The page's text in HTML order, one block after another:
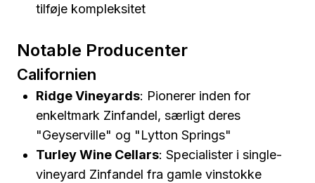
tilføje kompleksitet
Notable Producenter
Californien
Ridge Vineyards: Pionerer inden for
enkeltmark Zinfandel, særligt deres
"Geyserville" og "Lytton Springs"
Turley Wine Cellars: Specialister i single-
vineyard Zinfandel fra gamle vinstokke